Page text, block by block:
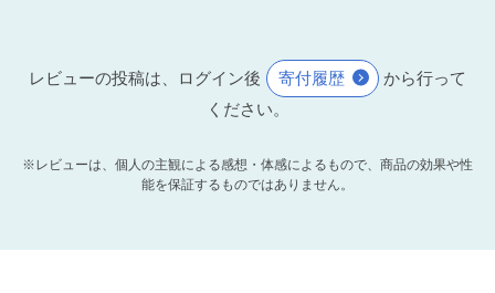
レビューの投稿は、ログイン後 寄付履歴
から行って
ください。
※レビューは、個人の主観による感想・体感によるもので、商品の効果や性
能を保証するものではありません。